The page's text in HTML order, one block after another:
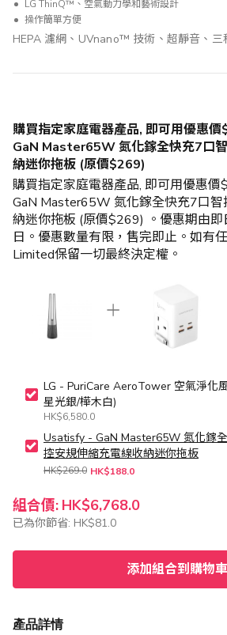
LG ThinQ™、空氣動力學和藝術設計
操作簡單方便
HEPA 濾網、UVnano™ 技術、超靜音、三
購買指定家庭電器產品, 即可用優惠
GaN Master65W 氮化鎵全快充7口
納迷你拖板 (原價$269)
購買指定家庭電器產品, 即可用優惠
GaN Master65W 氮化鎵全快充7口
納迷你拖板 (原價$269) 。優惠期由
日。優惠數量有限，售完即止。如有
Limited保留一切最終決定權。
組合價: HK$6,768.0
已為你節省: HK$81.0
添加組合到購物車
LG - PuriCare AeroTower 空氣淨化
星光銀/樺木白)
HK$6,580.0
Usatisfy - GaN Master65W 氮化鎵
控安規伸縮充電線收納迷你拖板
HK$269.0 HK$188.0
產品詳情